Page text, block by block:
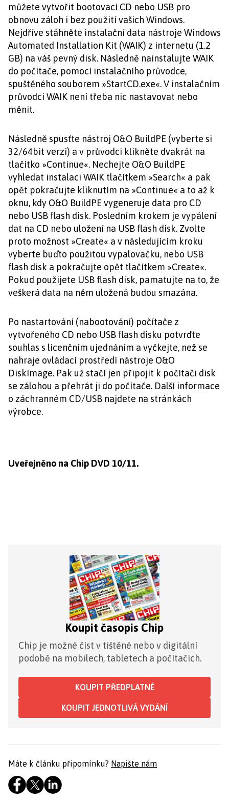
můžete vytvořit bootovací CD nebo USB pro
obnovu záloh i bez použití vašich Windows.
Nejdříve stáhněte instalační data nástroje Windows
Automated Installation Kit (WAIK) z internetu (1.2
GB) na váš pevný disk. Následně nainstalujte WAIK
do počítače, pomocí instalačního průvodce,
spuštěného souborem »StartCD.exe«. V instalačním
průvodci WAIK není třeba nic nastavovat nebo
měnit.
Následně spusťte nástroj O&O BuildPE (vyberte si
32/64bit verzi) a v průvodci klikněte dvakrát na
tlačítko »Continue«. Nechejte O&O BuildPE
vyhledat instalaci WAIK tlačítkem »Search« a pak
opět pokračujte kliknutím na »Continue« a to až k
oknu, kdy O&O BuildPE vygeneruje data pro CD
nebo USB flash disk. Posledním krokem je vypálení
dat na CD nebo uložení na USB flash disk. Zvolte
proto možnost »Create« a v následujícím kroku
vyberte buďto použitou vypalovačku, nebo USB
flash disk a pokračujte opět tlačítkem »Create«.
Pokud použijete USB flash disk, pamatujte na to, že
veškerá data na něm uložená budou smazána.
Po nastartování (nabootování) počítače z
vytvořeného CD nebo USB flash disku potvrďte
souhlas s licenčním ujednáním a vyčkejte, než se
nahraje ovládací prostředí nástroje O&O
DiskImage. Pak už stačí jen připojit k počítači disk
se zálohou a přehrát ji do počítače. Další informace
o záchranném CD/USB najdete na stránkách
výrobce.
Uveřejněno na Chip DVD 10/11.
Koupit časopis Chip
Chip je možné číst v tištěné nebo v digitální
podobě na mobilech, tabletech a počítačích.
KOUPIT PŘEDPLATNÉ
KOUPIT JEDNOTLIVÁ VYDÁNÍ
Máte k článku připomínku? Napište nám